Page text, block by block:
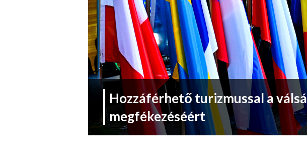
Hozzáférhető turizmussal a
megfékezéséért